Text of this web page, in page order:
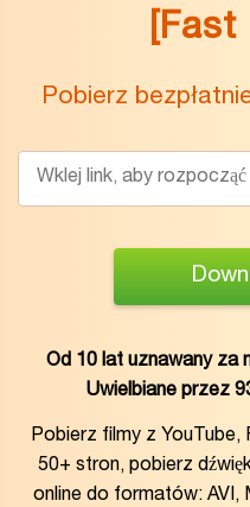
[Fast
Pobierz
Od 10 lat uznawany za
Uwielbiane przez
Pobierz filmy z YouTube,
50+ stron, pobierz
online do formatów: AVI,